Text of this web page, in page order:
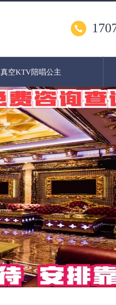
真空KTV陪唱公主